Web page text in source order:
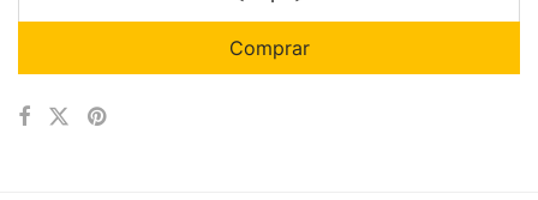
Comprar